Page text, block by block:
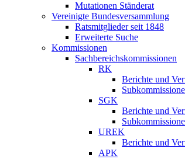
Mutationen Ständerat
Vereinigte Bundesversammlung
Ratsmitglieder seit 1848
Erweiterte Suche
Kommissionen
Sachbereichskommissionen
RK
Berichte und
SGK
Berichte und
UREK
Berichte und
APK